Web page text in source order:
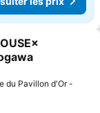
favoris
du Pavillon d'Or -